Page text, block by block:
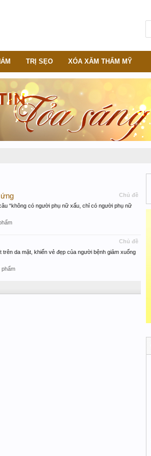
Chủ đề
“không có người phụ nữ xấu, chỉ có người phụ nữ
Chủ đề
da mặt, khiến vẻ đẹp của người bệnh giảm xuống
phẩm
TRỊ SẸO XÓA XĂM THẨM MỸ